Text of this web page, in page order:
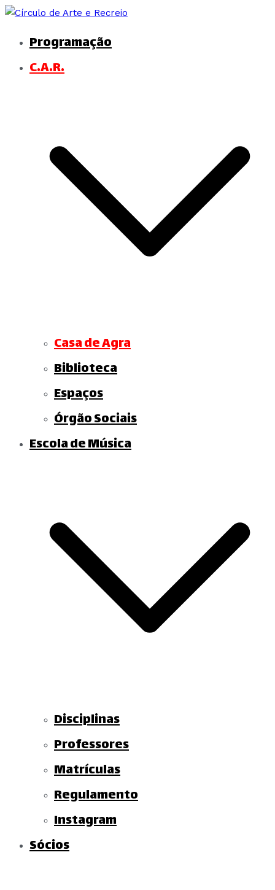
Círculo de Arte e Recreio
Programação
C.A.R.
Casa de Agra
Biblioteca
Espaços
Órgão Sociais
Escola de Música
Disciplinas
Professores
Matrículas
Regulamento
Instagram
Sócios